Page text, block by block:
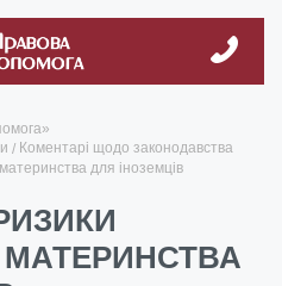
Коментарі щодо законодавства
для іноземців